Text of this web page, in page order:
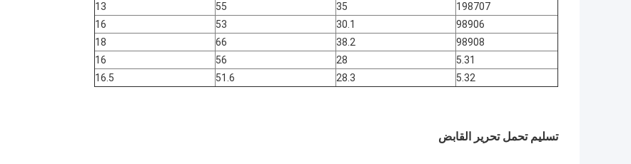
198707
35
55
13
98906
30.1
53
16
98908
38.2
66
18
5.31
28
56
16
5.32
28.3
51.6
16.5
تسليم تحمل تحرير القابض